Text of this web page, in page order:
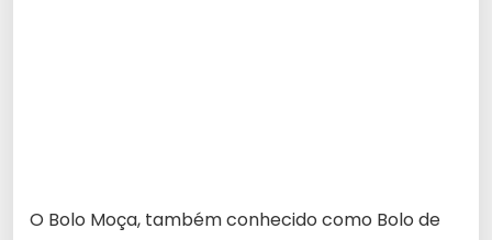
O Bolo Moça, também conhecido como Bolo de